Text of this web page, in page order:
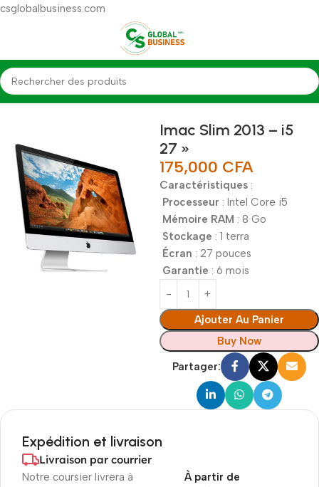
csglobalbusiness.com
Accueil Imac
Imac Slim 2013 – i5
27 »
175,000 CFA
Caractéristiques :
Processeur : Intel Core i5
Mémoire RAM : 8 Go
Stockage : 1 terra
Écran : 27 pouces
Garantie : 6 mois
Ajouter Au Panier
Buy Now
Partager:
Expédition et livraison
Livraison par courrier
Notre coursier livrera à
À partir de